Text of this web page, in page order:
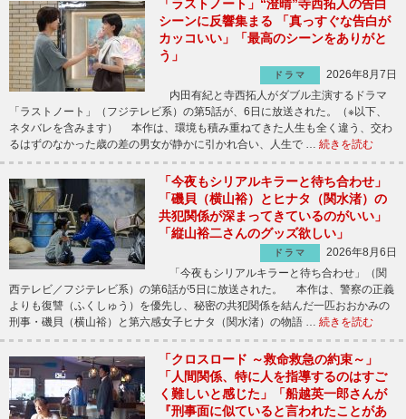
「ラストノート」“澄晴”寺西拓人の告白
シーンに反響集まる 「真っすぐな告白が
カッコいい」「最高のシーンをありがと
う」
ドラマ
2026年8月7日
内田有紀と寺西拓人がダブル主演するドラマ
「ラストノート」（フジテレビ系）の第5話が、6日に放送された。（※以下、
ネタバレを含みます） 本作は、環境も積み重ねてきた人生も全く違う、交わ
るはずのなかった歳の差の男女が静かに引かれ合い、人生で … 続きを読む
「今夜もシリアルキラーと待ち合わせ」
「磯貝（横山裕）とヒナタ（関水渚）の
共犯関係が深まってきているのがいい」
「縦山裕二さんのグッズ欲しい」
ドラマ
2026年8月6日
「今夜もシリアルキラーと待ち合わせ」（関
西テレビ／フジテレビ系）の第6話が5日に放送された。 本作は、警察の正義
よりも復讐（ふくしゅう）を優先し、秘密の共犯関係を結んだ一匹おおかみの
刑事・磯貝（横山裕）と第六感女子ヒナタ（関水渚）の物語 … 続きを読む
「クロスロード ～救命救急の約束～」
「人間関係、特に人を指導するのはすご
く難しいと感じた」「船越英一郎さんが
『刑事面に似ていると言われたことがあ